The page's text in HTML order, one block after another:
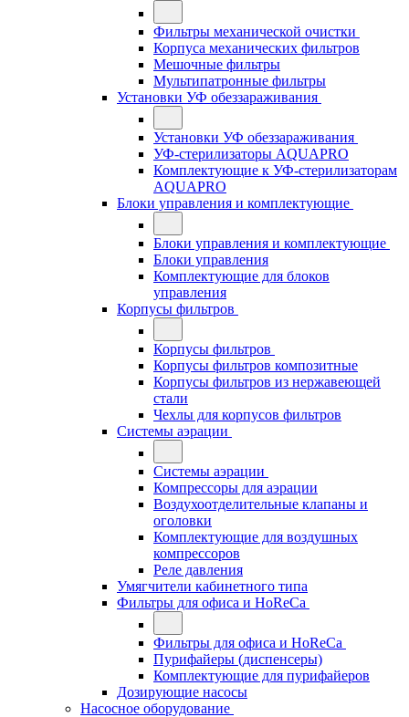
Фильтры механической очистки
Корпуса механических фильтров
Мешочные фильтры
Мультипатронные фильтры
Установки УФ обеззараживания
Установки УФ обеззараживания
УФ-стерилизаторы AQUAPRO
Комплектующие к УФ-стерилизаторам
AQUAPRO
Блоки управления и комплектующие
Блоки управления и комплектующие
Блоки управления
Комплектующие для блоков
управления
Корпусы фильтров
Корпусы фильтров
Корпусы фильтров композитные
Корпусы фильтров из нержавеющей
стали
Чехлы для корпусов фильтров
Системы аэрации
Системы аэрации
Компрессоры для аэрации
Воздухоотделительные клапаны и
оголовки
Комплектующие для воздушных
компрессоров
Реле давления
Умягчители кабинетного типа
Фильтры для офиса и HoReCa
Фильтры для офиса и HoReCa
Пурифайеры (диспенсеры)
Комплектующие для пурифайеров
Дозирующие насосы
Насосное оборудование